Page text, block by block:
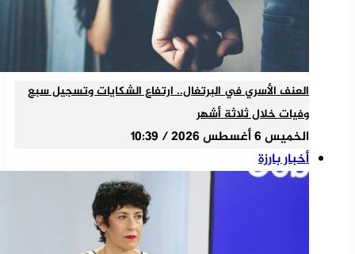
العنف الأسري في البرتغال.. ارتفاع الشكايات وتسجيل سبع
وفيات خلال ثلاثة أشهر
الخميس 6 أغسطس 2026 / 10:39
أخبار بارزة